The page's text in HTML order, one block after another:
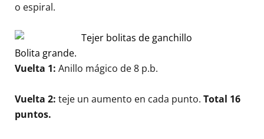
o espiral.
Bolita grande.
Vuelta 1: Anillo mágico de 8 p.b.
Vuelta 2: teje un aumento en cada punto. Total 16
puntos.